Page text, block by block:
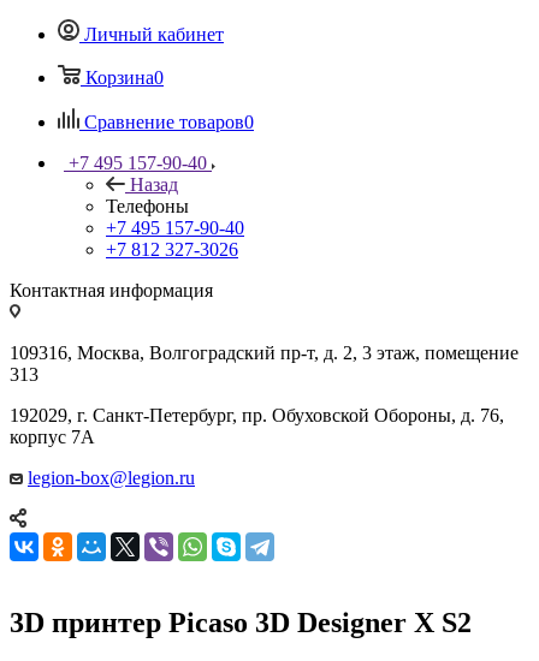
Личный кабинет
Корзина0
Сравнение товаров0
+7 495 157-90-40
Назад
Телефоны
+7 495 157-90-40
+7 812 327-3026
Контактная информация
109316, Москва, Волгоградский пр-т, д. 2, 3 этаж, помещение
313
192029, г. Санкт-Петербург, пр. Обуховской Обороны, д. 76,
корпус 7А
legion-box@legion.ru
3D принтер Picaso 3D Designer X S2